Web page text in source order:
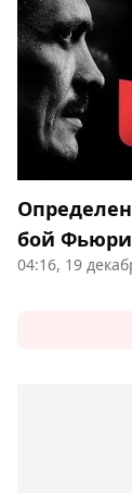
бой
04:16, 19